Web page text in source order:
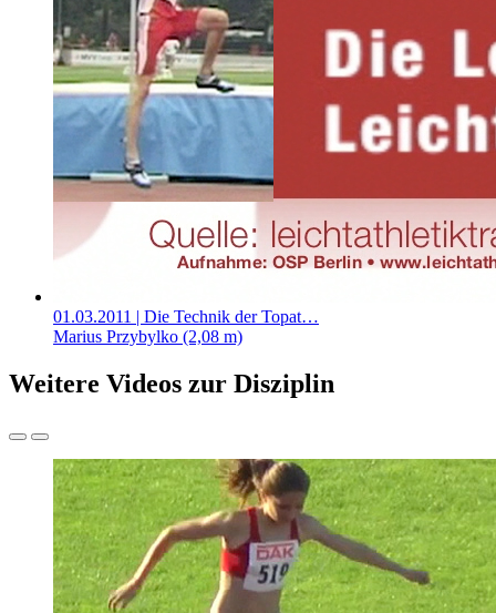
01.03.2011 | Die Technik der Topat…
Marius Przybylko (2,08 m)
Weitere Videos zur Disziplin